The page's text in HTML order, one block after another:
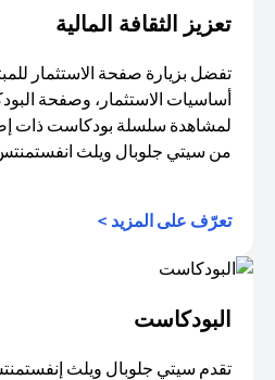
تعزيز الثقافة المالية
تفضل بزيارة صفحة الاستثمار
أساسيات الاستثمار، وصفحة
لمشاهدة سلسلة بودكاست ذات
من سيتي جلوبال ويلث
تعرّف على المزيد >
البودكاست
تقدم سيتي جلوبال ويلث